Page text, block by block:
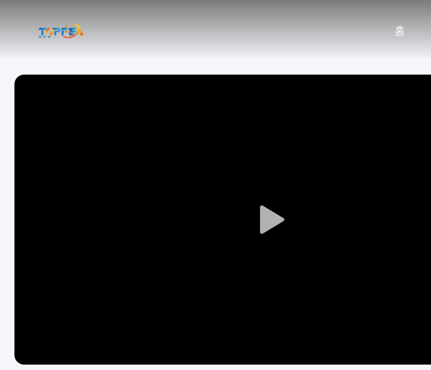
홈
Play